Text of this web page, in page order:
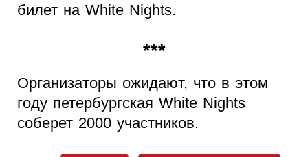
билет на White Nights.
***
Организаторы ожидают, что в этом
году петербургская White Nights
соберет 2000 участников.